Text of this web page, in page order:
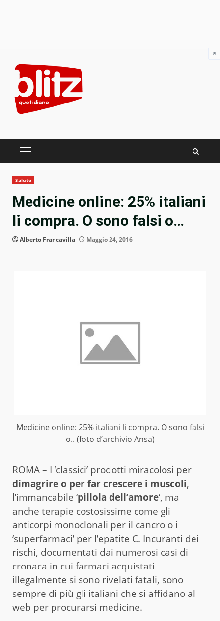
content
PRIMARY
Salute
Medicine online: 25% italiani
li compra. O sono falsi o…
Alberto Francavilla Maggio 24, 2016
Medicine online: 25% italiani li compra. O sono falsi
o.. (foto d’archivio Ansa)
ROMA – I ‘classici’ prodotti miracolosi per
dimagrire o per far crescere i muscoli,
l’immancabile ‘pillola dell’amore‘, ma
anche terapie costosissime come gli
anticorpi monoclonali per il cancro o i
‘superfarmaci’ per l’epatite C. Incuranti dei
rischi, documentati dai numerosi casi di
cronaca in cui farmaci acquistati
illegalmente si sono rivelati fatali, sono
sempre di più gli italiani che si affidano al
web per procurarsi medicine.
×